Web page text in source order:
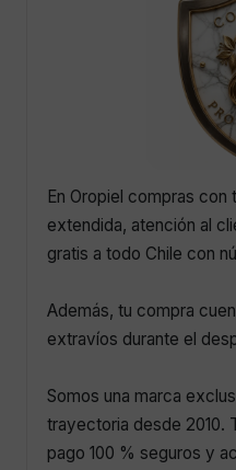
En Oropiel compras con
extendida, atención al
gratis a todo Chile con
Además, tu compra
extravíos durante el
Somos una marca
trayectoria desde 2010.
pago 100 % seguros y